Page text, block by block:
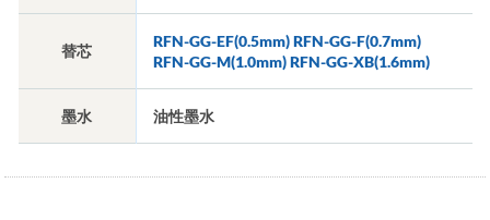
替芯
RFN-GG-EF(0.5mm) RFN-GG-F(0.7mm)
RFN-GG-M(1.0mm) RFN-GG-XB(1.6mm)
墨水 油性墨水